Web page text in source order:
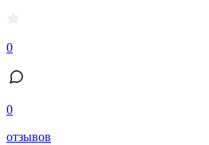
0
0
отзывов